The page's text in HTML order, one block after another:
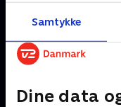
Samtykke
Dine data
29. august 2023 • 25 min
Andre så også